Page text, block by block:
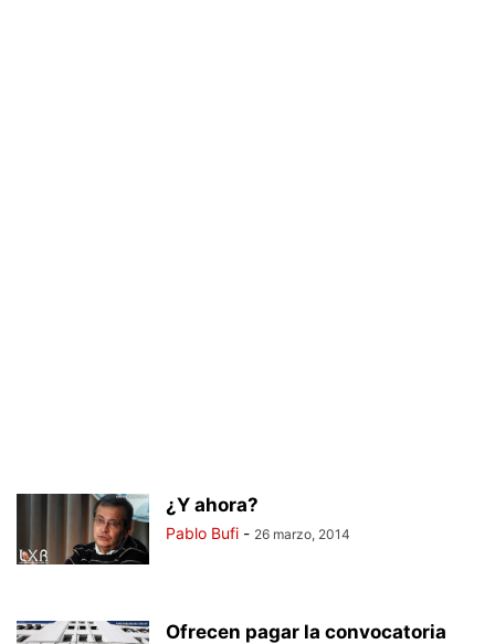
¿Y ahora?
Pablo Bufi - 26 marzo, 2014
Ofrecen pagar la convocatoria